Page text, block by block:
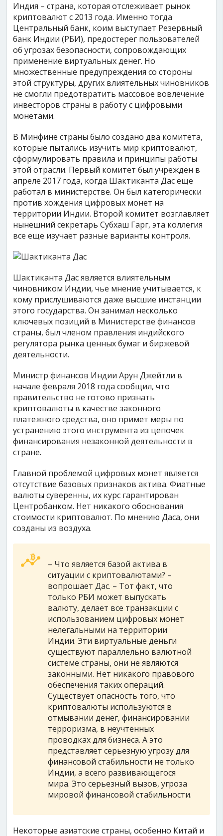
Индия – страна, которая отслеживает рынок
криптовалют с 2013 года. Именно тогда
Центральный банк, коим выступает Резервный
банк Индии (РБИ), предостерег пользователей
об угрозах безопасности, сопровождающих
применение виртуальных денег. Но
множественные предупреждения со стороны
этой структуры, других влиятельных чиновников
не смогли предотвратить массовое вовлечение
инвесторов страны в работу с цифровыми
монетами.
В Минфине страны было создано два комитета,
которые пытались изучить мир криптовалют,
сформулировать правила и принципы работы
этой отрасли. Первый комитет был учрежден в
апреле 2017 года, когда Шактиканта Дас еще
работал в министерстве. Он был категорически
против хождения цифровых монет на
территории Индии. Второй комитет возглавляет
нынешний секретарь Субхаш Гарг, эта коллегия
все еще изучает разные варианты контроля.
Шактиканта Дас является влиятельным
чиновником Индии, чье мнение учитывается, к
кому прислушиваются даже высшие инстанции
этого государства. Он занимал несколько
ключевых позиций в Министерстве финансов
страны, был членом правления индийского
регулятора рынка ценных бумаг и биржевой
деятельности.
Министр финансов Индии Арун Джейтли в
начале февраля 2018 года сообщил, что
правительство не готово признать
криптовалюты в качестве законного
платежного средства, оно примет меры по
устранению этого инструмента из цепочек
финансирования незаконной деятельности в
стране.
Главной проблемой цифровых монет является
отсутствие базовых признаков актива. Фиатные
валюты суверенны, их курс гарантирован
Центробанком. Нет никакого обоснования
стоимости криптовалют. По мнению Даса, они
созданы из воздуха.
– Что является базой актива в
ситуации с криптовалютами? –
вопрошает Дас. – Тот факт, что
только РБИ может выпускать
валюту, делает все транзакции с
использованием цифровых монет
нелегальными на территории
Индии. Эти виртуальные деньги
существуют параллельно валютной
системе страны, они не являются
законными. Нет никакого правового
обеспечения таких операций.
Существует опасность того, что
криптовалюты используются в
отмывании денег, финансировании
терроризма, в неучтенных
проводках для бизнеса. А это
представляет серьезную угрозу для
финансовой стабильности не только
Индии, а всего развивающегося
мира. Это серьезный вызов, угроза
мировой финансовой стабильности.
Некоторые азиатские страны, особенно Китай и